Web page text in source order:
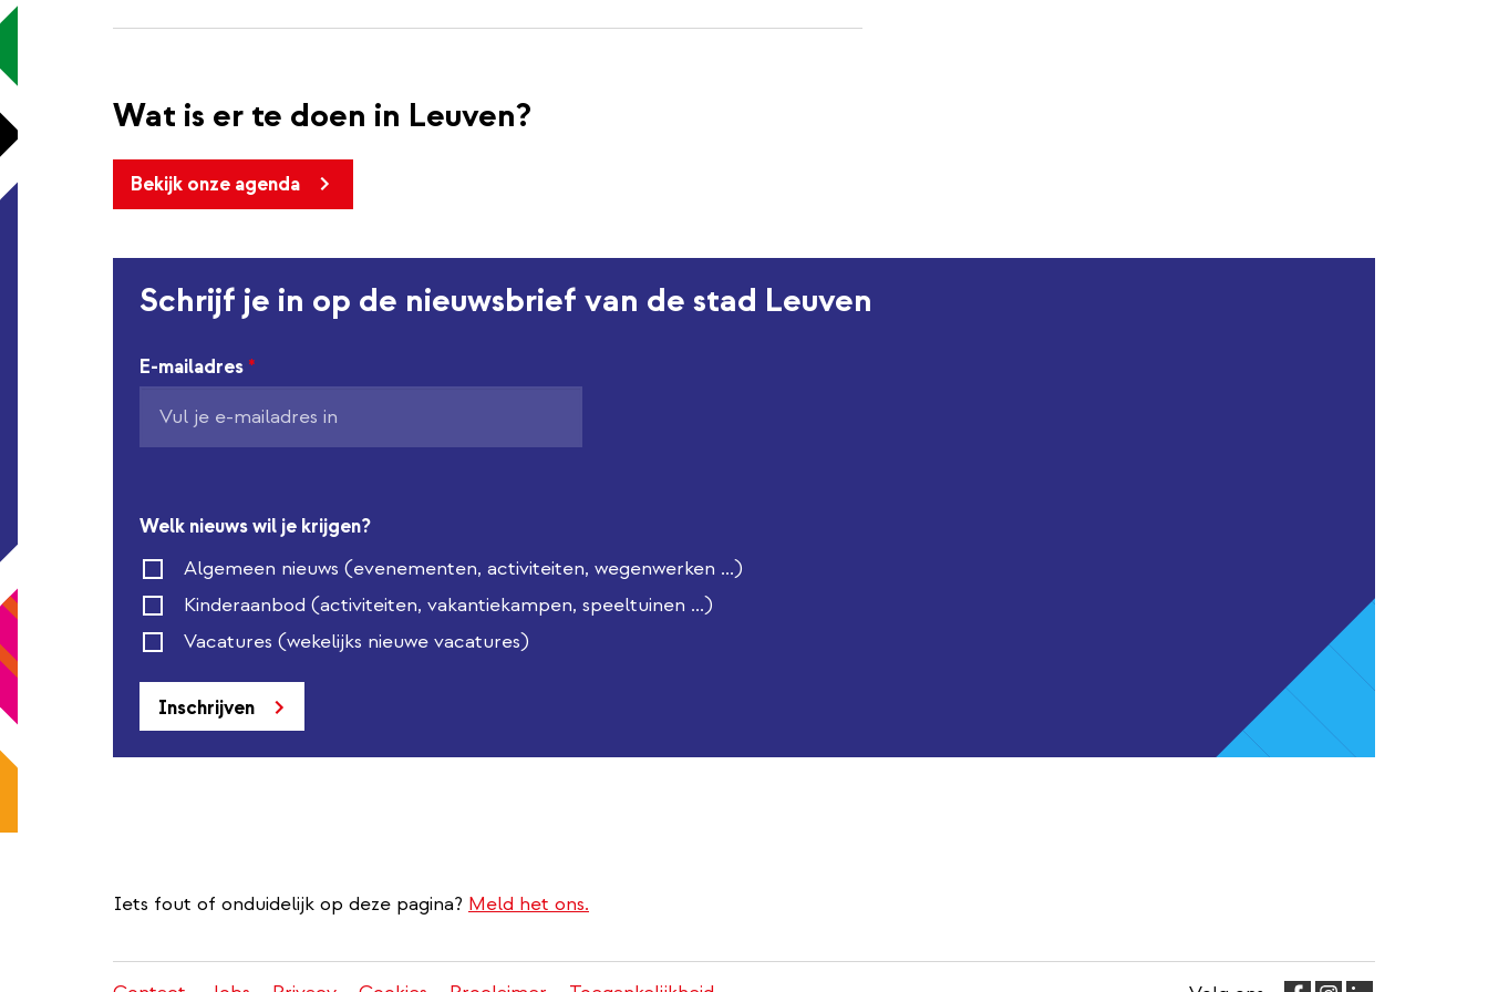
Wat is er te doen in Leuven?
Bekijk onze agenda
Schrijf je in op de nieuwsbrief van de stad Leuven
E-mailadres *
Welk nieuws wil je krijgen?
Algemeen nieuws (evenementen, activiteiten, wegenwerken ...)
Kinderaanbod (activiteiten, vakantiekampen, speeltuinen ...)
Vacatures (wekelijks nieuwe vacatures)
Inschrijven
Iets fout of onduidelijk op deze pagina? Meld het ons.